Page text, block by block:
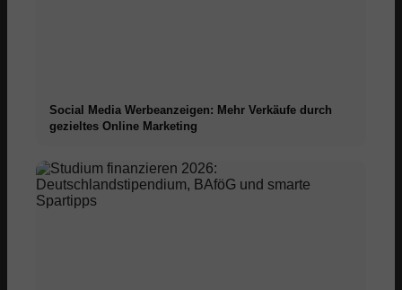
Social Media Werbeanzeigen: Mehr Verkäufe durch
gezieltes Online Marketing